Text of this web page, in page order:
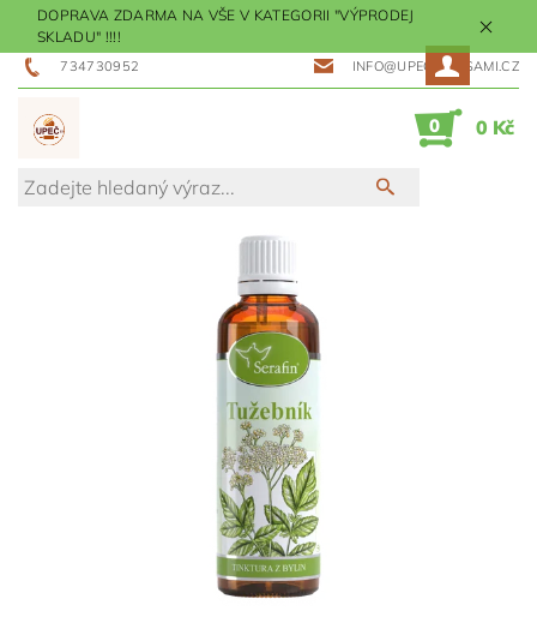
DOPRAVA ZDARMA NA VŠE V KATEGORII "VÝPRODEJ
SKLADU" !!!!
734730952 INFO@UPECMESISAMI.CZ
0 0 Kč